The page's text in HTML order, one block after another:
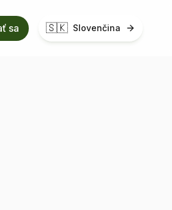
sa 🇸🇰 Slovenčina